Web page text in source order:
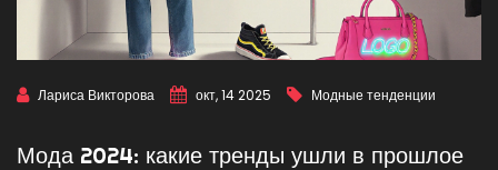
Лариса Викторова окт, 14 2025 Модные тенденции
Мода 2024: какие тренды ушли в прошлое